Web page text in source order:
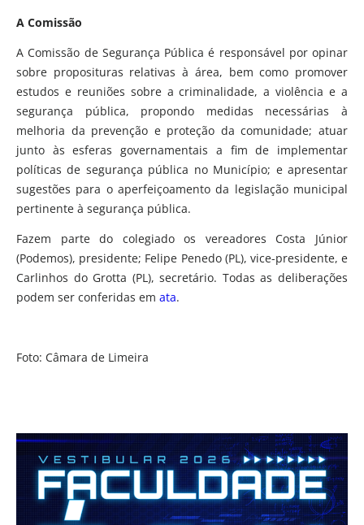
A Comissão
A Comissão de Segurança Pública é responsável por opinar
sobre proposituras relativas à área, bem como promover
estudos e reuniões sobre a criminalidade, a violência e a
segurança pública, propondo medidas necessárias à
melhoria da prevenção e proteção da comunidade; atuar
junto às esferas governamentais a fim de implementar
políticas de segurança pública no Município; e apresentar
sugestões para o aperfeiçoamento da legislação municipal
pertinente à segurança pública.
Fazem parte do colegiado os vereadores Costa Júnior
(Podemos), presidente; Felipe Penedo (PL), vice-presidente, e
Carlinhos do Grotta (PL), secretário. Todas as deliberações
podem ser conferidas em ata.
Foto: Câmara de Limeira